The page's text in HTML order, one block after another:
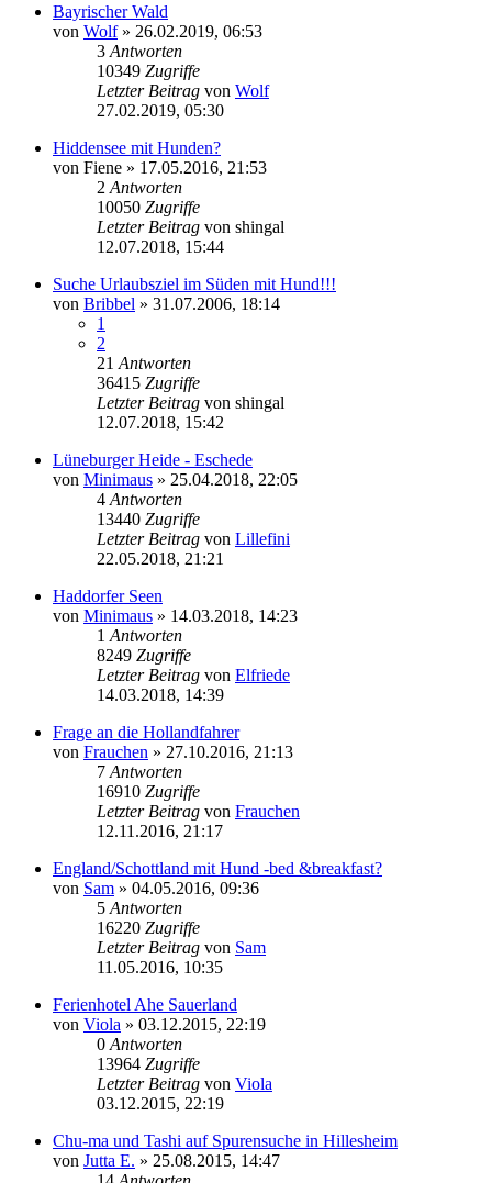
Bayrischer Wald
von Wolf» 26.02.2019, 06:53
3 Antworten
10349 Zugriffe
Letzter Beitrag von Wolf
27.02.2019, 05:30
Hiddensee mit Hunden?
von Fiene » 17.05.2016, 21:53
2 Antworten
10050 Zugriffe
Letzter Beitrag von shingal
12.07.2018, 15:44
Suche Urlaubsziel im Süden mit Hund!!!
von Bribbel » 31.07.2006, 18:14
1
2
21 Antworten
36415 Zugriffe
Letzter Beitrag von shingal
12.07.2018, 15:42
Lüneburger Heide - Eschede
von Minimaus » 25.04.2018, 22:05
4 Antworten
13440 Zugriffe
Letzter Beitrag von Lillefini
22.05.2018, 21:21
Haddorfer Seen
von Minimaus » 14.03.2018, 14:23
1 Antworten
8249 Zugriffe
Letzter Beitrag von Elfriede
14.03.2018, 14:39
Frage an die Hollandfahrer
von Frauchen » 27.10.2016, 21:13
7 Antworten
16910 Zugriffe
Letzter Beitrag von Frauchen
12.11.2016, 21:17
England/Schottland mit Hund -bed &breakfast?
von Sam » 04.05.2016, 09:36
5 Antworten
16220 Zugriffe
Letzter Beitrag von Sam
11.05.2016, 10:35
Ferienhotel Ahe Sauerland
von Viola » 03.12.2015, 22:19
0 Antworten
13964 Zugriffe
Letzter Beitrag von Viola
03.12.2015, 22:19
Chu-ma und Tashi auf Spurensuche in Hillesheim
von Jutta E. » 25.08.2015, 14:47